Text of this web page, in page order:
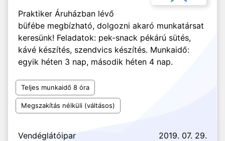
Praktiker Áruházban lévő
büfébe megbízható, dolgozni akaró munkatársat
keresünk! Feladatok: pek-snack pékárú sütés,
kávé készítés, szendvics készítés. Munkaidő:
egyik héten 3 nap, második héten 4 nap.
Teljes munkaidő 8 óra
Megszakítás nélküli (váltásos)
Vendéglátóipar 2019. 07. 29.